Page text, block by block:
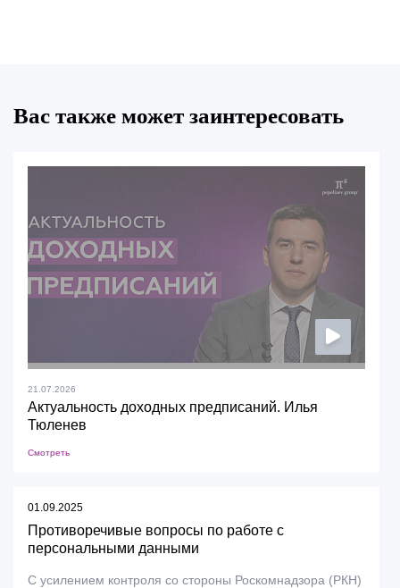
Вас также может заинтересовать
21.07.2026
Актуальность доходных предписаний. Илья
Тюленев
Смотреть
01.09.2025
Противоречивые вопросы по работе с
персональными данными
С усилением контроля со стороны Роскомнадзора (РКН)